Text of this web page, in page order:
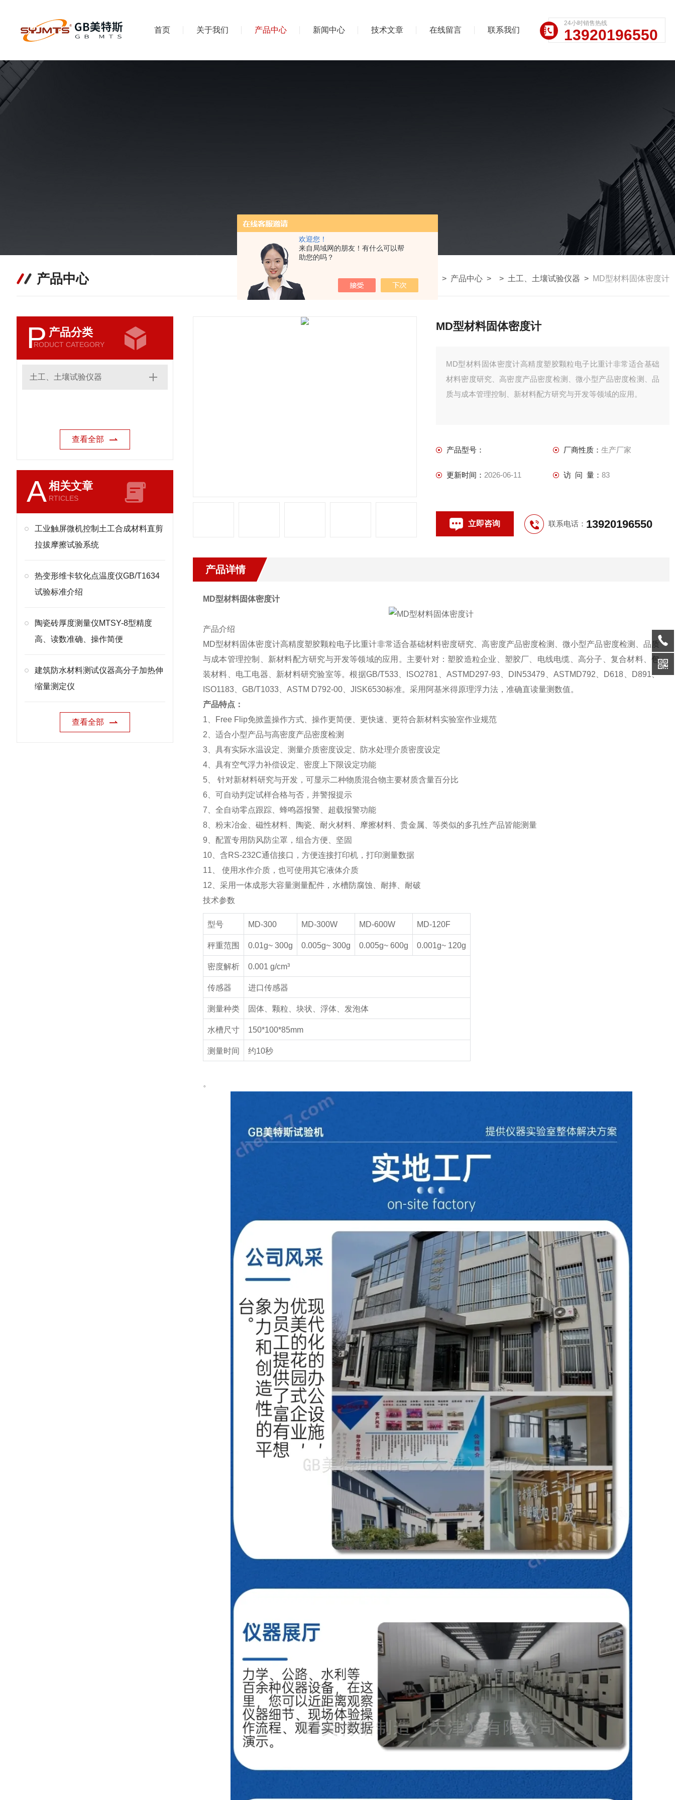
欢迎您！
来自局域网的朋友！有什么可以帮
助您的吗？
首页 关于我们 产品中心 新闻中心 技术文章 在线留言 联系我们
24小时销售热线
13920196550
产品中心 我的位置： > 产品中心 > > 土工、土壤试验仪器 > MD型材料固体密度计
P 产品分类
RODUCT CATEGORY
土工、土壤试验仪器
查看全部
A相关文章
RTICLES
工业触屏微机控制土工合成材料直剪
拉拔摩擦试验系统
热变形维卡软化点温度仪GB/T1634
试验标准介绍
陶瓷砖厚度测量仪MTSY-8型精度
高、读数准确、操作简便
建筑防水材料测试仪器高分子加热伸
缩量测定仪
查看全部
MD型材料固体密度计
MD型材料固体密度计高精度塑胶颗粒电子比重计非常适合基础
材料密度研究、高密度产品密度检测、微小型产品密度检测、品
质与成本管理控制、新材料配方研究与开发等领域的应用。
产品型号： 厂商性质： 生产厂家
更新时间： 2026-06-11 访 问 量： 83
立即咨询 联系电话： 13920196550
产品详情
MD型材料固体密度计
产品介绍
MD型材料固体密度计高精度塑胶颗粒电子比重计非常适合基础材料密度研究、高密度产品密度检测、微小型产品密度检测、品质
与成本管理控制、新材料配方研究与开发等领域的应用。主要针对：塑胶造粒企业、塑胶厂、电线电缆、高分子、复合材料、包
装材料、电工电器、新材料研究验室等。根据GB/T533、 ISO2781 ASTMD297-93、 DIN53479 ASTMD792 D618 D891、
ISO1183
GB/T1033 ASTM D792-00 JISK6530标准。采用阿基米得原理浮力法，准确直读量测数值。
产品特点：
1
Free Flip免掀盖操作方式、操作更简便、更快速、更符合新材料实验室作业规范
2 、适合小型产品与高密度产品密度检测
3 、具有实际水温设定、测量介质密度设定、防水处理介质密度设定
4 、具有空气浮力补偿设定、密度上下限设定功能
5 、 针对新材料研究与开发，可显示二种物质混合物主要材质含量百分比
6 、可自动判定试样合格与否，并警报提示
7 、全自动零点跟踪、蜂鸣器报警、超载报警功能
8 、粉末冶金、磁性材料、陶瓷、耐火材料、摩擦材料、贵金属、等类似的多孔性产品皆能测量
9 、配置专用防风防尘罩，组合方便、坚固
10 、含RS-232C通信接口，方便连接打印机，打印测量数据
11 、 使用水作介质，也可使用其它液体介质
12 、采用一体成形大容量测量配件，水槽防腐蚀、耐摔、耐破
技术参数
型号 MD-300 MD-300W MD-600W MD-120F
秤重范围 0.01g~ 300g 0.005g~ 300g 0.005g~ 600g 0.001g~ 120g
密度解析 0.001 g/cm³
传感器 进口传感器
测量种类 固体、颗粒、块状、浮体、发泡体
水槽尺寸 150*100*85mm
测量时间 约10秒
。